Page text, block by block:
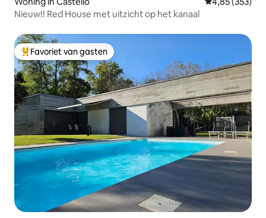
Nieuw!! Red House met uitzicht op het kanaal
Topfavoriet van gasten
Favoriet van gasten